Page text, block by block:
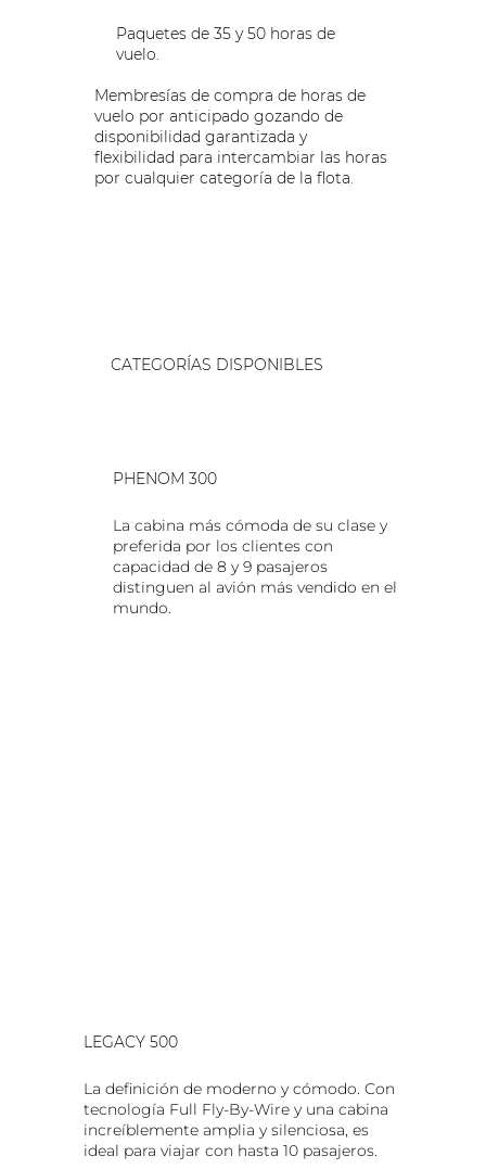
Paquetes de 35 y 50 horas de
vuelo.
Membresías de compra de horas de
vuelo por anticipado gozando de
disponibilidad garantizada y
flexibilidad para intercambiar las horas
por cualquier categoría de la flota.
CATEGORÍAS DISPONIBLES
La definición de moderno y cómodo. Con
tecnología Full Fly-By-Wire y una cabina
increíblemente amplia y silenciosa, es
ideal para viajar con hasta 10 pasajeros.
LEGACY 500
La cabina más cómoda de su clase y
preferida por los clientes con
capacidad de 8 y 9 pasajeros
distinguen al avión más vendido en el
mundo.
PHENOM 300